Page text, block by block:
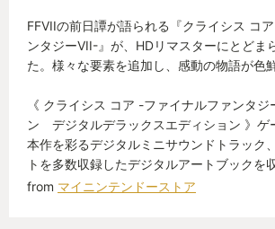
FFVIIの前日譚が語られる『クライシス コ
ンタジーVII-』が、HDリマスターにとどま
た。様々な要素を追加し、感動の物語が色
《 クライシス コア -ファイナルファンタ
ン デジタルデラックスエディション 》ゲ
本作を彩るデジタルミニサウンドトラック
トを多数収録したデジタルアートブックを
from マイニンテンドーストア